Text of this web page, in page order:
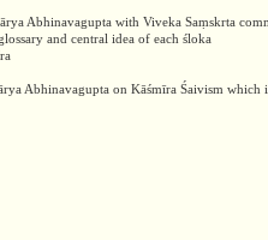
Abhinavagupta with Viveka Saṃskrta
and central idea of each śloka
Abhinavagupta on Kāśmīra Śaivism